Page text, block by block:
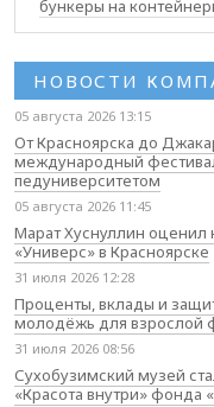
бункеры на
НОВОСТИ
05 августа 2026 13:15
От Красноярска до
международный
педуниверситетом
05 августа 2026 11:45
Марат Хуснуллин
«Универс» в Красноярске
31 июля 2026 12:28
Проценты, вклады и
молодёжь для взрослой
31 июля 2026 08:56
Сухобузимский музей
«Красота внутри» фонда